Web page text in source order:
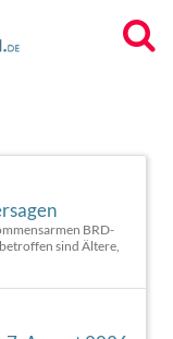
BRD-
sind Ältere,